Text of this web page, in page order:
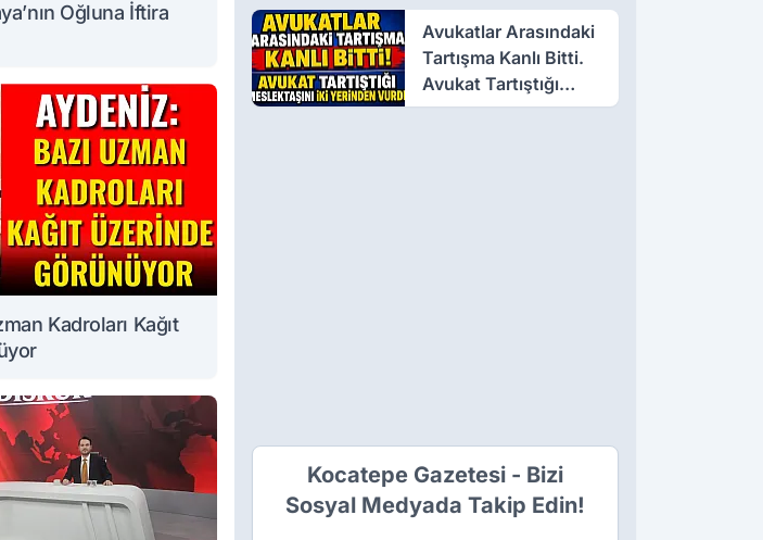
Oğluna İftira
Kadroları Kağıt
Avukatlar Arasındaki
Tartışma Kanlı Bitti.
Avukat Tartıştığı
Meslektaşını İki
Kocatepe Gazetesi - Bizi
Sosyal Medyada Takip Edin!